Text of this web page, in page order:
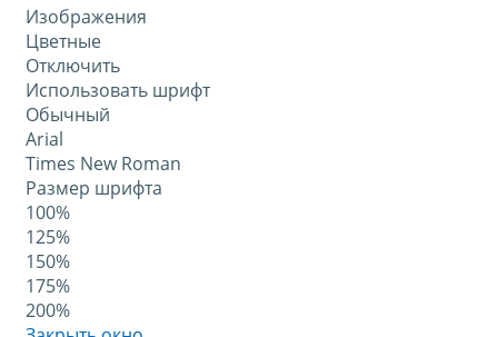
Изображения
Цветные
Отключить
Использовать шрифт
Обычный
Arial
Times New Roman
Размер шрифта
100%
125%
150%
175%
200%